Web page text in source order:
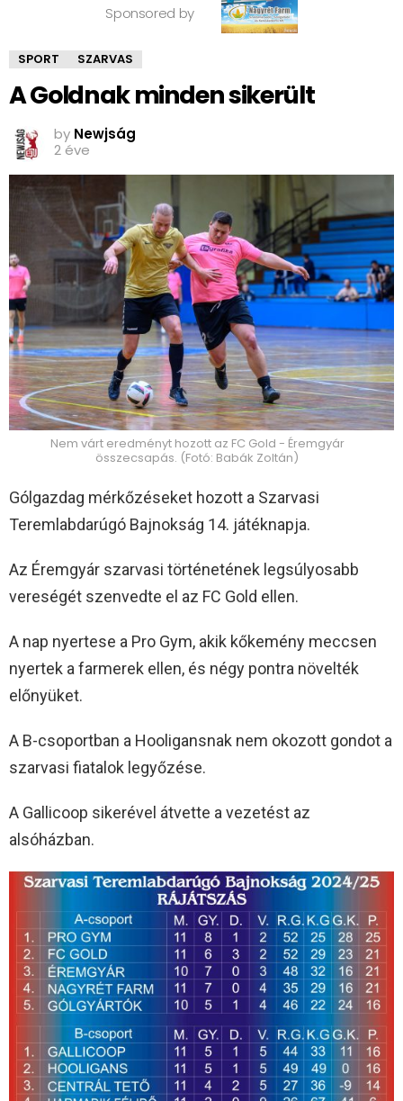
Sponsored by
SPORT SZARVAS
A Goldnak minden sikerült
by Newjság
2 éve
Nem várt eredményt hozott az FC Gold - Éremgyár
összecsapás. (Fotó: Babák Zoltán)
Gólgazdag mérkőzéseket hozott a Szarvasi
Teremlabdarúgó Bajnokság 14. játéknapja.
Az Éremgyár szarvasi történetének legsúlyosabb
vereségét szenvedte el az FC Gold ellen.
A nap nyertese a Pro Gym, akik kőkemény meccsen
nyertek a farmerek ellen, és négy pontra növelték
előnyüket.
A B-csoportban a Hooligansnak nem okozott gondot a
szarvasi fiatalok legyőzése.
A Gallicoop sikerével átvette a vezetést az
alsóházban.